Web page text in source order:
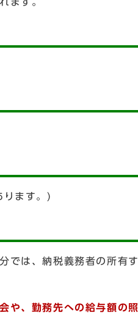
ります。)
では、納税義務者の所有
や、勤務先への給与額の